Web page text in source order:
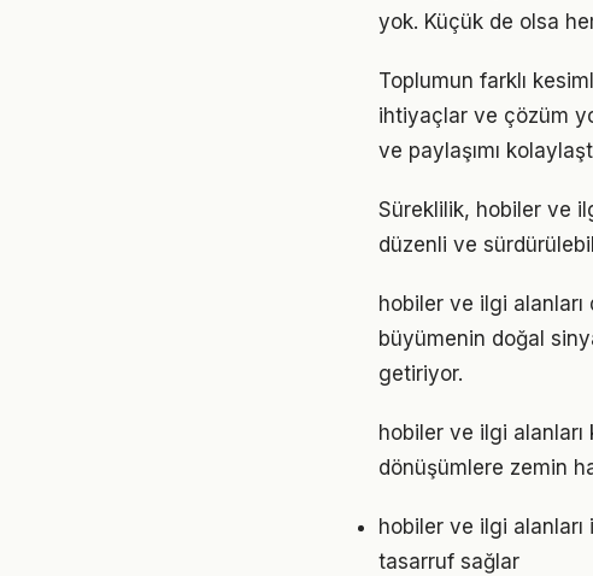
yok. Küçük de olsa
Toplumun farklı
ihtiyaçlar ve çözüm
ve paylaşımı
Süreklilik, hobiler ve
düzenli ve
hobiler ve ilgi alanları
büyümenin doğal
getiriyor.
hobiler ve ilgi
dönüşümlere zemin
hobiler ve ilgi
tasarruf sağlar